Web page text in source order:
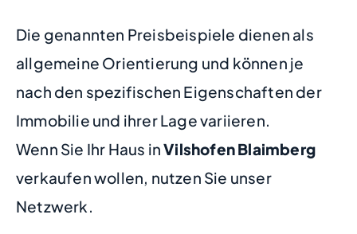
Die genannten Preisbeispiele dienen als
allgemeine Orientierung und können je
nach den spezifischen Eigenschaften der
Immobilie und ihrer Lage variieren.
Wenn Sie Ihr Haus inVilshofen Blaimberg
verkaufen wollen, nutzen Sie unser
Netzwerk.